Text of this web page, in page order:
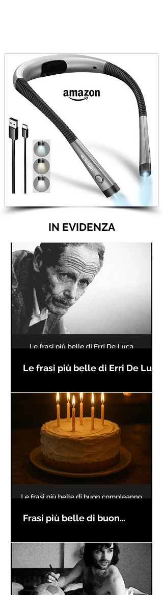
IN EVIDENZA
Le frasi più belle di Erri De Luca
Frasi più belle di buon